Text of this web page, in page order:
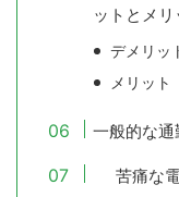
ットとメリ
デメリッ
メリット
一般的な
苦痛な